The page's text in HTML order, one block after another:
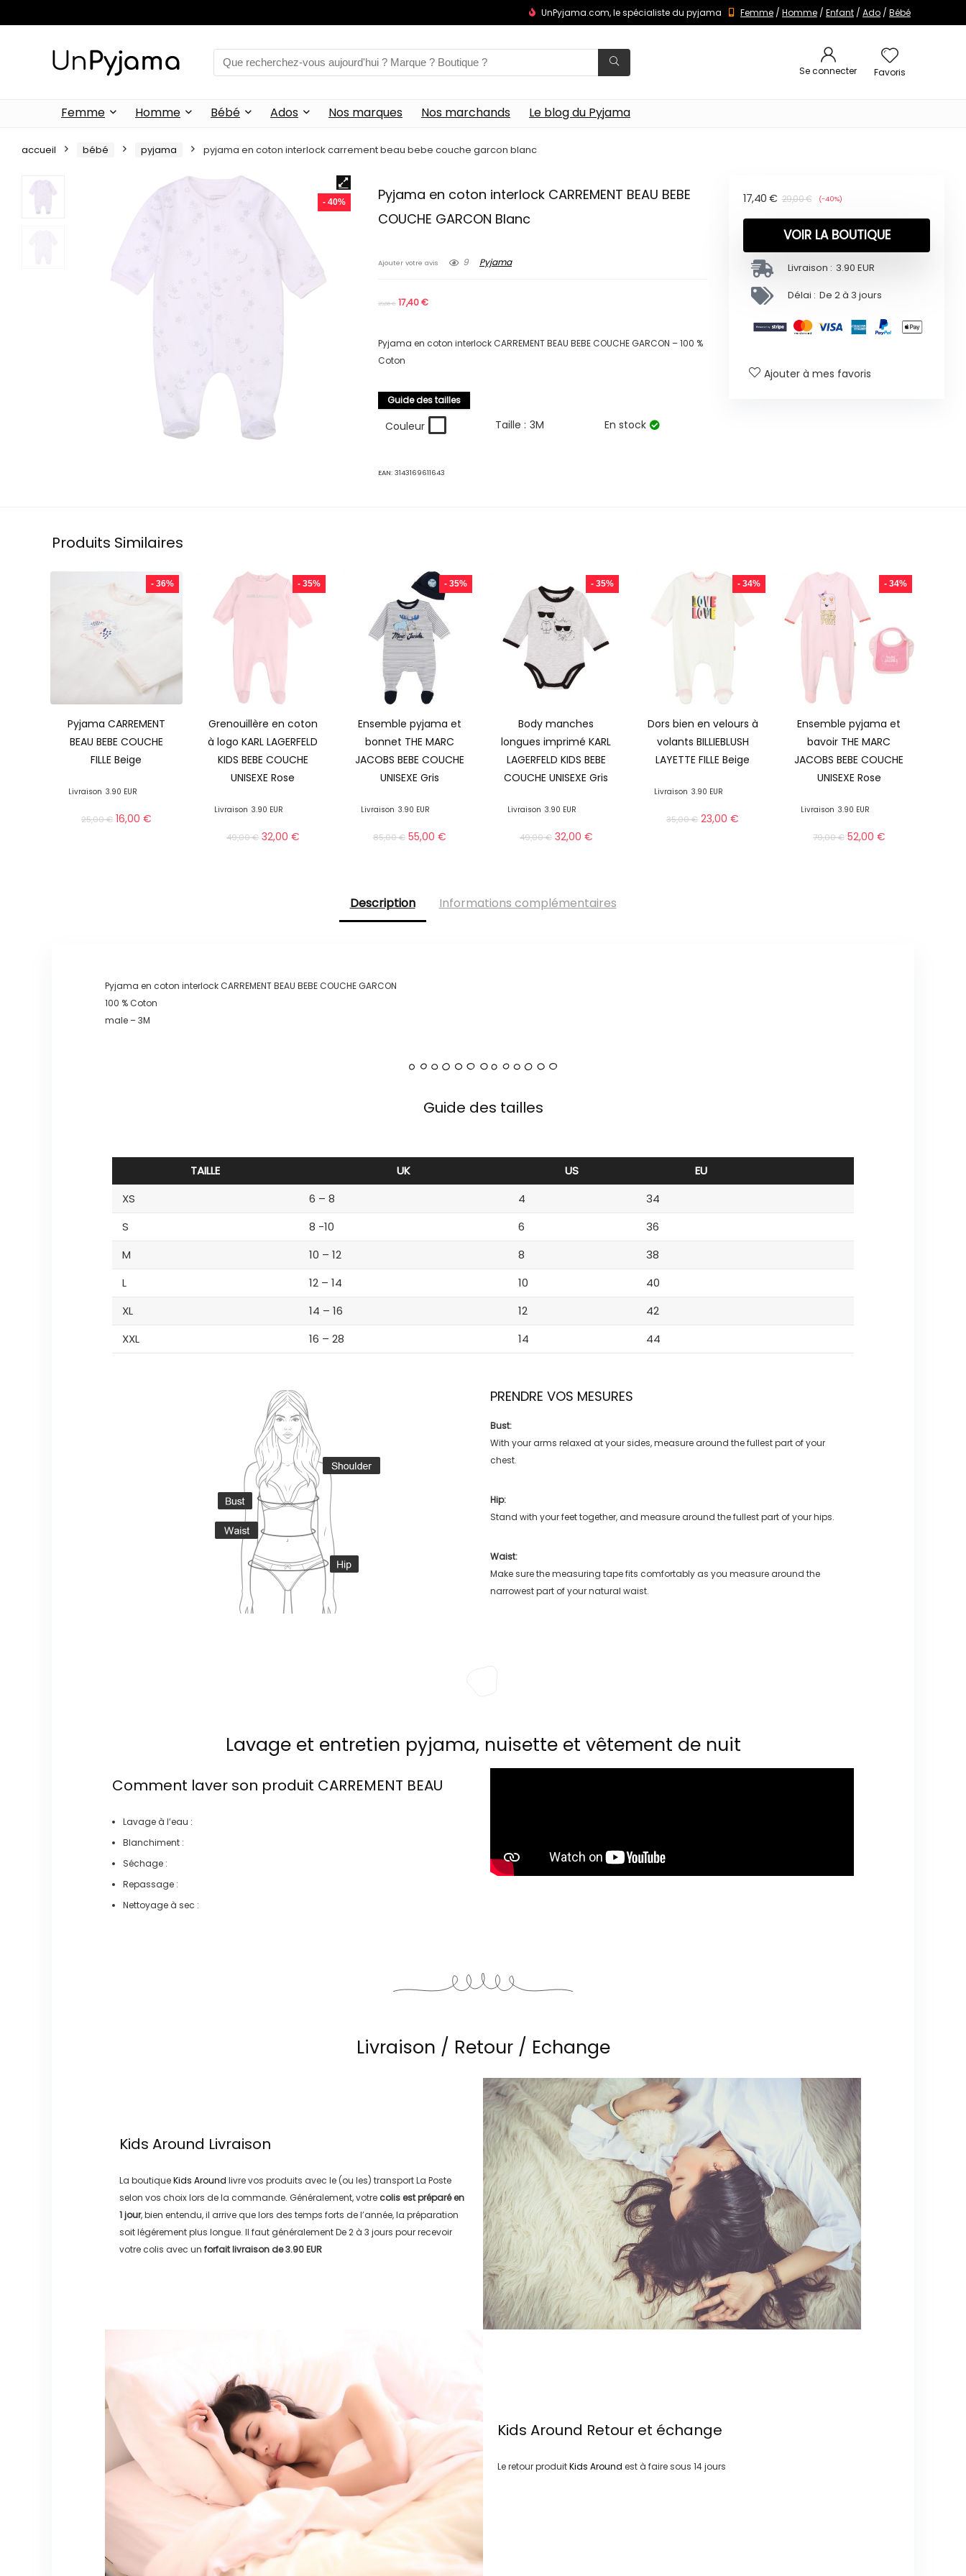
UnPyjama.com, le spécialiste du pyjama Femme / Homme / Enfant / Ado / Bébé
Se connecter Favoris
Femme Homme Bébé Ados Nos marques Nos marchands Le blog du Pyjama
accueil bébé pyjama pyjama en coton interlock carrement beau bebe couche garcon blanc
- 40%
Pyjama en coton interlock CARREMENT BEAU BEBE
COUCHE GARCON Blanc
Ajouter votre avis 9 Pyjama
29,00€ 17,40€
Pyjama en coton interlock CARREMENT BEAU BEBE COUCHE GARCON – 100 %
Coton
Guide des tailles
Couleur Taille : 3M En stock
EAN:3143169611643
29,00€
17,40 € (-40%)
VOIR LA BOUTIQUE
Livraison : 3.90 EUR
Délai : De 2 à 3 jours
Ajouter à mes favoris
Produits Similaires
- 36%
Pyjama CARREMENT
BEAU BEBE COUCHE
FILLE Beige
Livraison 3.90 EUR
25,00€ 16,00 €
- 35%
Grenouillère en coton
à logo KARL LAGERFELD
KIDS BEBE COUCHE
UNISEXE Rose
Livraison 3.90 EUR
49,00€ 32,00 €
- 35%
Ensemble pyjama et
bonnet THE MARC
JACOBS BEBE COUCHE
UNISEXE Gris
Livraison 3.90 EUR
85,00€ 55,00 €
- 35%
Body manches
longues imprimé KARL
LAGERFELD KIDS BEBE
COUCHE UNISEXE Gris
Livraison 3.90 EUR
49,00€ 32,00 €
- 34%
Dors bien en velours à
volants BILLIEBLUSH
LAYETTE FILLE Beige
Livraison 3.90 EUR
35,00€ 23,00€
- 34%
Ensemble pyjama et
bavoir THE MARC
JACOBS BEBE COUCHE
UNISEXE Rose
Livraison 3.90 EUR
79,00€ 52,00 €
Description Informations complémentaires
Pyjama en coton interlock CARREMENT BEAU BEBE COUCHE GARCON
100 % Coton
male – 3M
Guide des tailles
TAILLE UK US
EU
XS
6 – 8 4
34
S
8 -10 6
36
M
10 – 12 8
38
L
12 – 14 10
40
XL
14 – 16 12
42
XXL
16 – 28 14 44
PRENDRE VOS MESURES
Bust:
With your arms relaxed at your sides, measure around the fullest part of your
chest.
Hip:
Stand with your feet together, and measure around the fullest part of your hips.
Waist:
Make sure the measuring tape fits comfortably as you measure around the
narrowest part of your natural waist.
Lavage et entretien pyjama, nuisette et vêtement de nuit
Comment laver son produit CARREMENT BEAU
Lavage à l’eau :
Blanchiment :
Séchage :
Repassage :
Nettoyage à sec :
Livraison / Retour / Echange
Kids Around Livraison
La boutiqueKids Around livre vos produits avec le (ou les) transportLa Poste
selon vos choix lors de la commande. Généralement, votre colis est préparé en
1 jour, bien entendu, il arrive que lors des temps forts de l’année, la préparation
soit légérement plus longue. Il faut généralementDe 2 à 3 jours pour recevoir
votre colis avec un forfait livraison de3.90 EUR
Kids Around Retour et échange
Le retour produitKids Around est à faire sous 14 jours